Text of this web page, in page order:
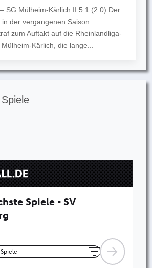
SG Mülheim-Kärlich II 5:1 (2:0) Der
in der vergangenen Saison
zum Auftakt auf die Rheinlandliga-
Kärlich, die lange...